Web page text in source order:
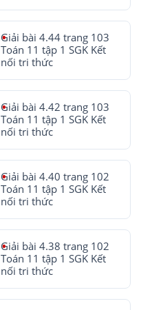
Giải bài 4.44 trang 103
Toán 11 tập 1 SGK Kết
nối tri thức
Giải bài 4.42 trang 103
Toán 11 tập 1 SGK Kết
nối tri thức
Giải bài 4.40 trang 102
Toán 11 tập 1 SGK Kết
nối tri thức
Giải bài 4.38 trang 102
Toán 11 tập 1 SGK Kết
nối tri thức